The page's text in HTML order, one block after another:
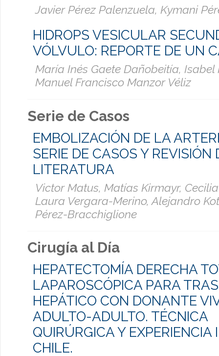
Javier Pérez Palenzuela, Kymani
HIDROPS VESICULAR
VÓLVULO: REPORTE DE UN
María Inés Gaete Dañobeitía, Isabel
Manuel Francisco Manzor Véliz
Serie de Casos
EMBOLIZACIÓN DE LA
SERIE DE CASOS Y REVISIÓN
LITERATURA
Victor Matus, Matías Kirmayr,
Laura Vergara-Merino, Alejandro
Pérez-Bracchiglione
Cirugía al Día
HEPATECTOMÍA DERECHA
LAPAROSCÓPICA PARA
HEPÁTICO CON DONANTE
ADULTO-ADULTO. TÉCNICA
QUIRÚRGICA Y EXPERIENCIA
CHILE.